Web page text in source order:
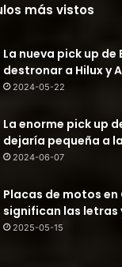
más vistos
La nueva pick up de
destronar a Hilux y
2024-05-22
La enorme pick up
dejaría pequeña a
2024-06-07
Placas de motos
significan las letras
2025-05-15